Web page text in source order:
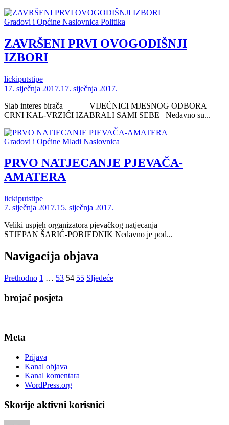
Gradovi i Općine Naslovnica Politika
ZAVRŠENI PRVI OVOGODIŠNJI
IZBORI
lickiputstipe
17. siječnja 2017.17. siječnja 2017.
Slab interes birača VIJEĆNICI MJESNOG ODBORA
CRNI KAL-VRZIĆI IZABRALI SAMI SEBE Nedavno su...
Gradovi i Općine Mladi Naslovnica
PRVO NATJECANJE PJEVAČA-
AMATERA
lickiputstipe
7. siječnja 2017.15. siječnja 2017.
Veliki uspjeh organizatora pjevačkog natjecanja
STJEPAN ŠARIĆ-POBJEDNIK Nedavno je pod...
Navigacija objava
Prethodno 1 … 53 54 55 Sljedeće
brojač posjeta
Meta
Prijava
Kanal objava
Kanal komentara
WordPress.org
Skorije aktivni korisnici